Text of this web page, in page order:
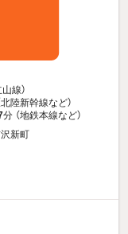
線）
北陸新幹線など）
分 （地鉄本線など）
新町